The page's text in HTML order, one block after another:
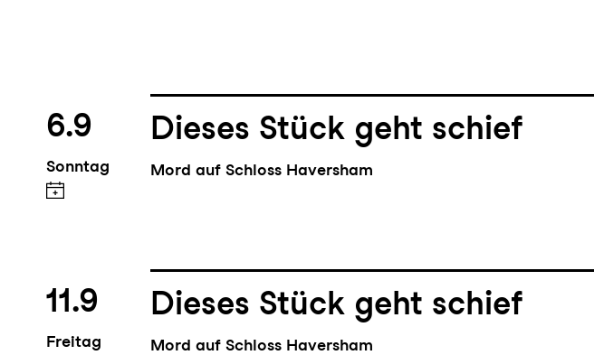
6.9
Sonntag
Dieses Stück geht schief
Mord auf Schloss Haversham
11.9
Freitag
Dieses Stück geht schief
Mord auf Schloss Haversham